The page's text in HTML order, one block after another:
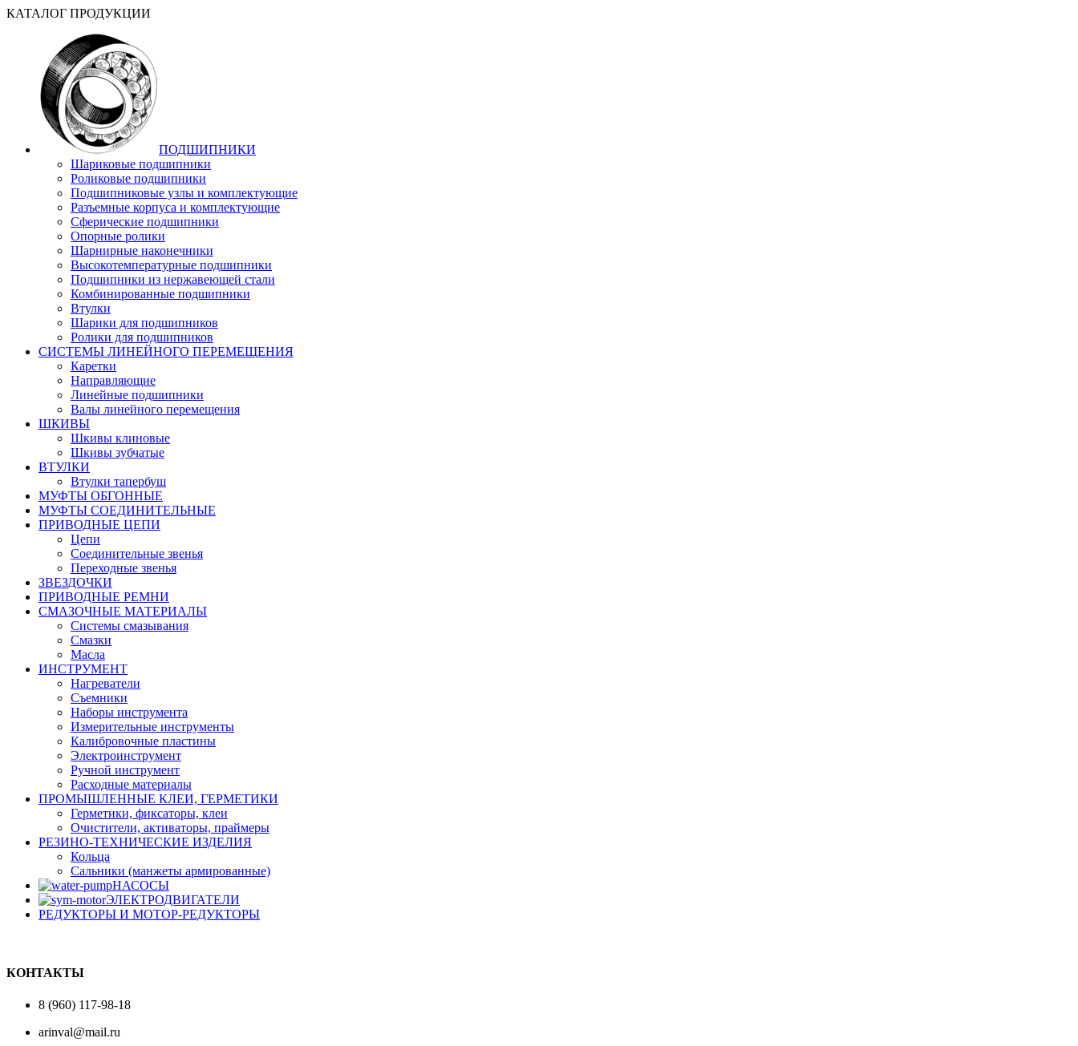
КАТАЛОГ ПРОДУКЦИИ
ПОДШИПНИКИ
Шариковые подшипники
Роликовые подшипники
Подшипниковые узлы и комплектующие
Разъемные корпуса и комплектующие
Сферические подшипники
Опорные ролики
Шарнирные наконечники
Высокотемпературные подшипники
Подшипники из нержавеющей стали
Комбинированные подшипники
Втулки
Шарики для подшипников
Ролики для подшипников
СИСТЕМЫ ЛИНЕЙНОГО ПЕРЕМЕЩЕНИЯ
Каретки
Направляющие
Линейные подшипники
Валы линейного перемещения
ШКИВЫ
Шкивы клиновые
Шкивы зубчатые
ВТУЛКИ
Втулки тапербуш
МУФТЫ ОБГОННЫЕ
МУФТЫ СОЕДИНИТЕЛЬНЫЕ
ПРИВОДНЫЕ ЦЕПИ
Цепи
Соединительные звенья
Переходные звенья
ЗВЕЗДОЧКИ
ПРИВОДНЫЕ РЕМНИ
СМАЗОЧНЫЕ МАТЕРИАЛЫ
Системы смазывания
Смазки
Масла
ИНСТРУМЕНТ
Нагреватели
Съемники
Наборы инструмента
Измерительные инструменты
Калибровочные пластины
Электроинструмент
Ручной инструмент
Расходные материалы
ПРОМЫШЛЕННЫЕ КЛЕИ, ГЕРМЕТИКИ
Герметики, фиксаторы, клеи
Очистители, активаторы, праймеры
РЕЗИНО-ТЕХНИЧЕСКИЕ ИЗДЕЛИЯ
Кольца
Сальники (манжеты армированные)
НАСОСЫ
ЭЛЕКТРОДВИГАТЕЛИ
РЕДУКТОРЫ И МОТОР-РЕДУКТОРЫ
КОНТАКТЫ
8 (960) 117-98-18
arinval@mail.ru